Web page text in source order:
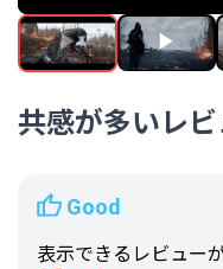
ス
イ
ポ
平均実績解除率 -
共感が多いレビ
Good
表示できるレビュー